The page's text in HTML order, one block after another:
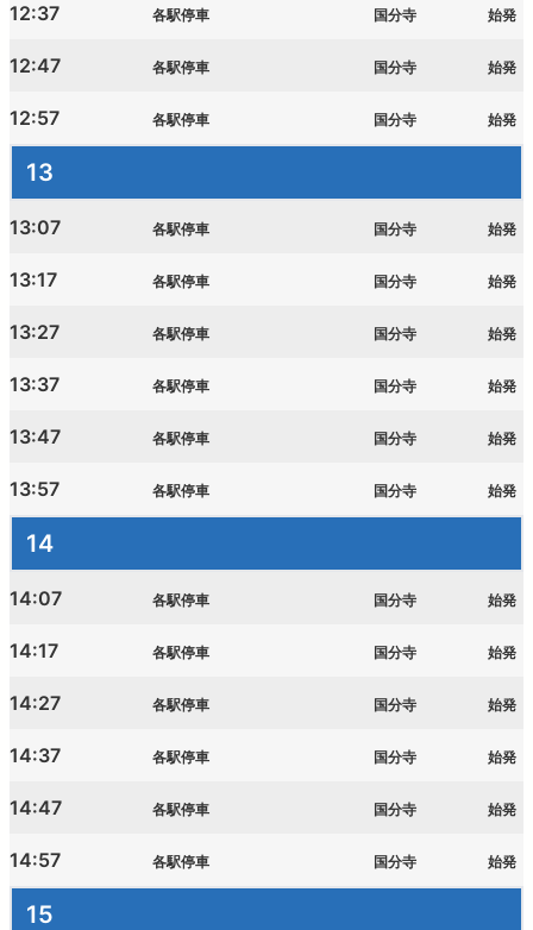
12:37 各駅停車 国分寺 始発
12:47 各駅停車 国分寺 始発
12:57 各駅停車 国分寺 始発
13
13:07 各駅停車 国分寺 始発
13:17 各駅停車 国分寺 始発
13:27 各駅停車 国分寺 始発
13:37 各駅停車 国分寺 始発
13:47 各駅停車 国分寺 始発
13:57 各駅停車 国分寺 始発
14
14:07 各駅停車 国分寺 始発
14:17 各駅停車 国分寺 始発
14:27 各駅停車 国分寺 始発
14:37 各駅停車 国分寺 始発
14:47 各駅停車 国分寺 始発
14:57 各駅停車 国分寺 始発
15